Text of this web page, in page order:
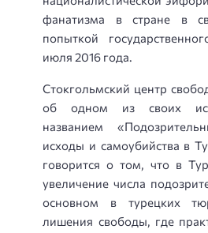
фанатизма в стране в
попыткой
июля 2016 года.
Стокгольмский центр
об одном из своих
названием
исходы и самоубийства в
говорится о том, что в
увеличение числа
основном в турецких
лишения свободы, где